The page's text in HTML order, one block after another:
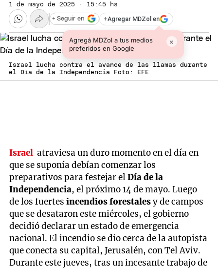
1 de mayo de 2025 · 15:45 hs
+Agregar MDZol en
Agregá MDZol a tus medios
preferidos en Google
×
+ Seguir en
Israel lucha contra el avance de las llamas durante
el Día de la Independencia Foto: EFE
Israel atraviesa un duro momento en el día en
que se suponía debían comenzar los
preparativos para festejar elDía de la
Independencia, el próximo 14 de mayo. Luego
de los fuertesincendios forestalesy de campos
que se desataron este miércoles, el gobierno
decidió declarar un estado de emergencia
nacional. El incendio se dio cerca de la autopista
que conecta su capital, Jerusalén, con Tel Aviv.
Durante este jueves, tras un incesante trabajo de